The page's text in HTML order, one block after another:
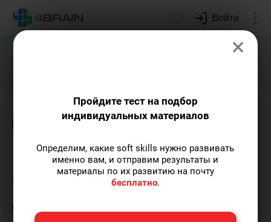
Войти
Подарим индивидуальный план
Образование Психология
Как научиться быстро
анализировать сложные
данные
×
Пройдите тест на подбор
индивидуальных материалов
Определим, какие soft skills нужно развивать
именно вам, и отправим результаты и
материалы по их развитию на почту
бесплатно.